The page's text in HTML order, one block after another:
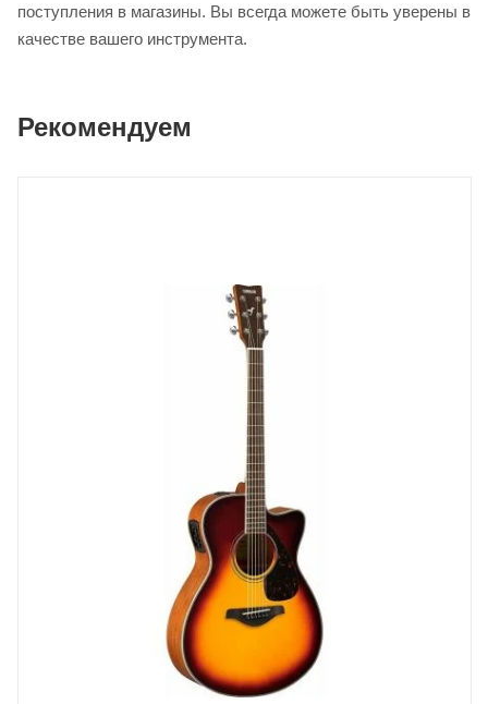
поступления в магазины. Вы всегда можете быть уверены в
качестве вашего инструмента.
Рекомендуем